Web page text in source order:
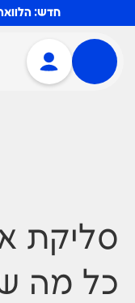
חדש:
סליקת
כל מה